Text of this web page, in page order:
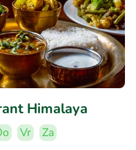
Himalaya
Vr Za